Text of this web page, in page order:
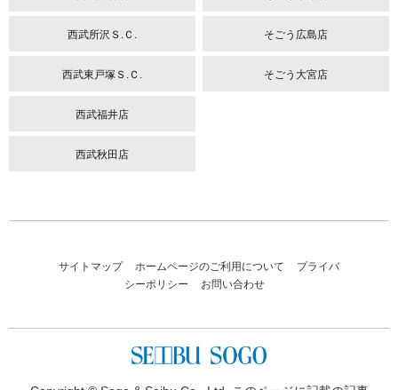
西武所沢Ｓ.Ｃ.
西武東戸塚Ｓ.Ｃ.
西武福井店
西武秋田店
そごう広島店
そごう大宮店
サイトマップ ホームページのご利用について
プライバ
シーポリシー
お問い合わせ